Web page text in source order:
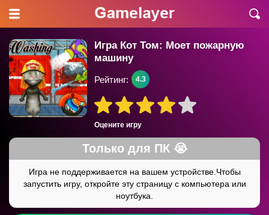
Игра Кот Том: Моет пожарную
машину
Оцените игру
Рейтинг: 4.3